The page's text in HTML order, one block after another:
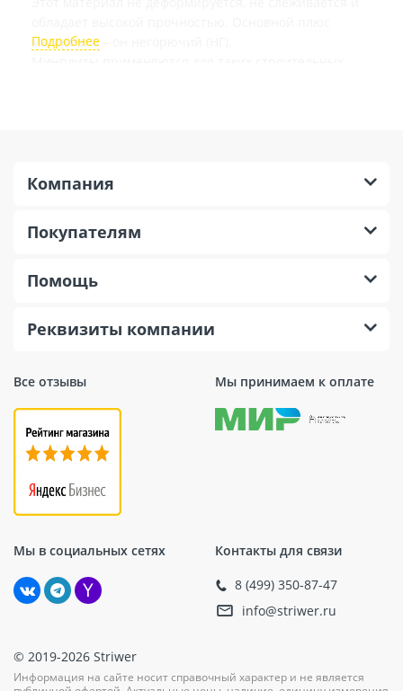
материала – он негорючий (НГ).
Все отзывы Мы принимаем к оплате
Мы в социальных сетях Контакты для связи
8 (499) 350-87-47
info@striwer.ru
Компания
Покупателям
Помощь
Реквизиты компании
© 2019-2026 Striwer
Информация на сайте носит справочный характер и не является